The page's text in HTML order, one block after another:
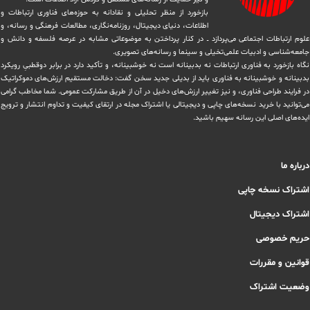
بازخورد از منظر تحلیلی و نقادانه به حوزه‌های فناوری ارتباطات و
اطلاعات، دنیای دیجیتال، روزنامه‌نگاری، ‏مطالعات فرهنگی و رسانه، و
علوم ارتباطات اجتماعی می‌پردازد ــ در کنار پرداختن به موضوعاتی مشابه در عرصه فلسفه و دانش و
‏جامعه‌شناسی و ادبیات علمی‌تخیلی و سینما و رسانه‌های تصویری.
نگاه بازخورد به فناوری ارتباطات نه بدبینانه است نه خوشبینانه، و تأکید دارد ‏در برابر دوقطبیِ رویکرد
بدبینانه و خوشبینانه به فناوری باید از بدیلی جدید سخن گفت: دخالت مستقیم ارزش‌های دموکراتیک
در ‏فرایند طراحی فناوری، و نیز تغییر ارزش‌های دخيل در آن از طریق مشاركت عمومی. شما مخاطب گرامی
می‌توانید با خرید نسخه‌های چاپی و دیجیتالی یا ‏اشتراک مجله در ارتقای کیفیت و تداوم انتشار و ترویج
ایده‌های اصلی این رسانه سهیم باشید.
درباره ما
اشتراک نسخه چاپی
اشتراک دیجیتال
حریم خصوصی
قوانین و مقررات
وضعیت اشتراک